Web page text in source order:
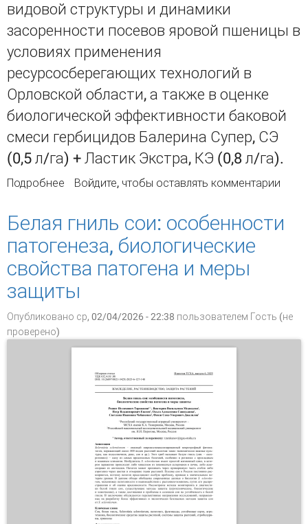
видовой структуры и динамики
засоренности посевов яровой пшеницы в
условиях применения
ресурсосберегающих технологий в
Орловской области, а также в оценке
биологической эффективности баковой
смеси гербицидов Балерина Супер, СЭ
(0,5 л/га) + Ластик Экстра, КЭ (0,8 л/га).
Подробнее
в условиях Орловской области
Войдите, чтобы оставлять комментарии
Белая гниль сои: особенности
патогенеза, биологические
свойства патогена и меры
защиты
Опубликовано ср, 02/04/2026 - 22:38 пользователем Гость (не
проверено)